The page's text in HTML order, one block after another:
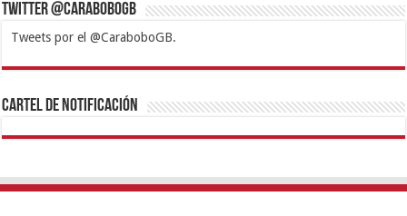
Twitter @CaraboboGB
Tweets por el @CaraboboGB.
1xbetBetturkeyBetistKralbetSupertotobetTipobetMatadorbetMariobet
https://mvbcasino.com/
Cartel de Notificación